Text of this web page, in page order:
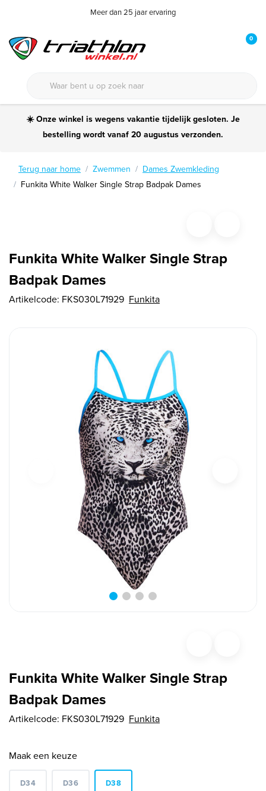
Meer dan 25 jaar ervaring
0
☀️ Onze winkel is wegens vakantie tijdelijk gesloten. Je
bestelling wordt vanaf 20 augustus verzonden.
Terug naar home Zwemmen
Dames Zwemkleding
Funkita White Walker Single Strap Badpak Dames
Funkita White Walker Single Strap
Badpak Dames
Artikelcode: FKS030L71929 Funkita
Funkita White Walker Single Strap
Badpak Dames
Artikelcode: FKS030L71929 Funkita
Maak een keuze
D34 D36 D38